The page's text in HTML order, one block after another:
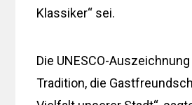
Klassiker“ sei.
Die UNESCO-
Tradition, die